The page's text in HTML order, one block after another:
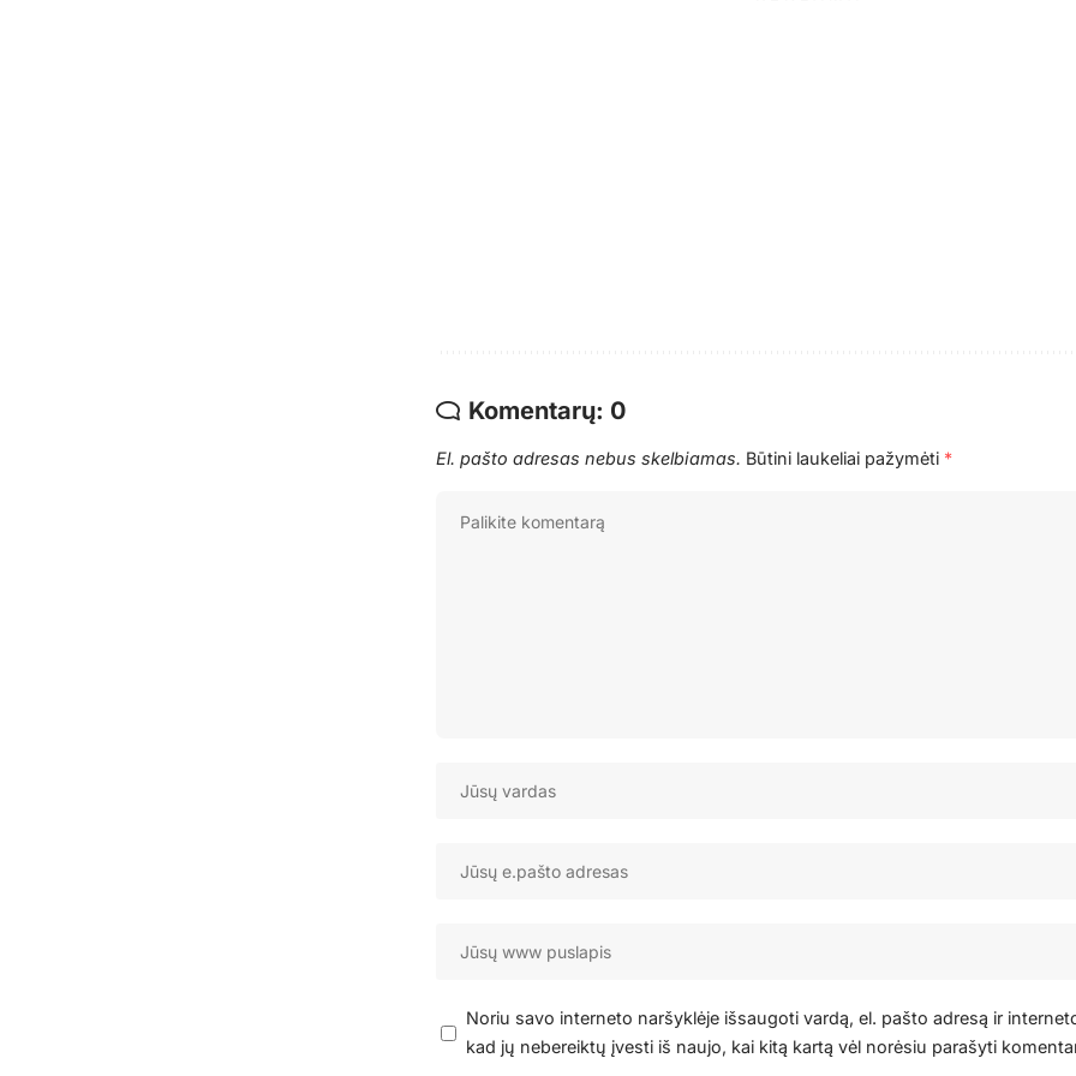
Komentarų: 0
El. pašto adresas nebus skelbiamas. Būtini laukeliai pažymėti *
Noriu savo interneto naršyklėje išsaugoti vardą, el. pašto adresą ir
kad jų nebereiktų įvesti iš naujo, kai kitą kartą vėl norėsiu parašyti